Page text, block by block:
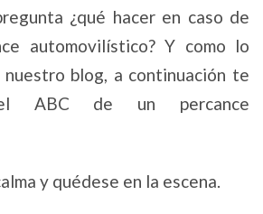
¿qué hacer en caso de
automovilístico? Y como lo
blog, a continuación te
el ABC de un percance
y quédese en la escena.